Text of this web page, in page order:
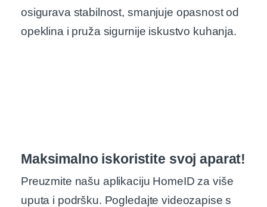
osigurava stabilnost, smanjuje opasnost od
opeklina i pruža sigurnije iskustvo kuhanja.
Maksimalno iskoristite svoj aparat!
Preuzmite našu aplikaciju HomeID za više
uputa i podršku. Pogledajte videozapise s